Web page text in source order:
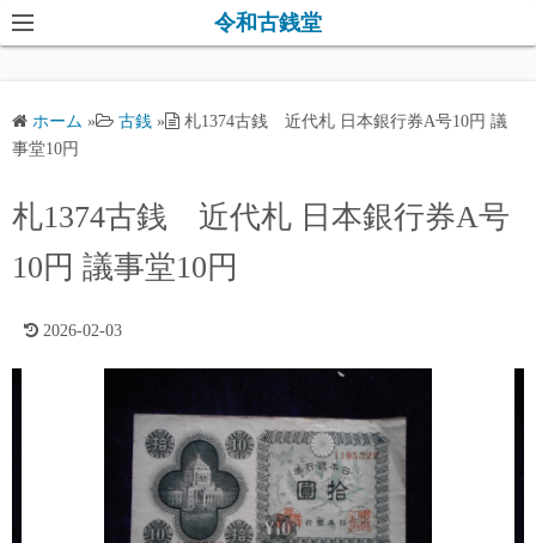
コ
ン
ツ
キ
ッ
令和古銭堂
ホーム » 古銭 »
札1374古銭 近代札 日本銀行券A号10円 議
事堂10円
札1374古銭 近代札 日本銀行券A号
10円 議事堂10円
2026-02-03